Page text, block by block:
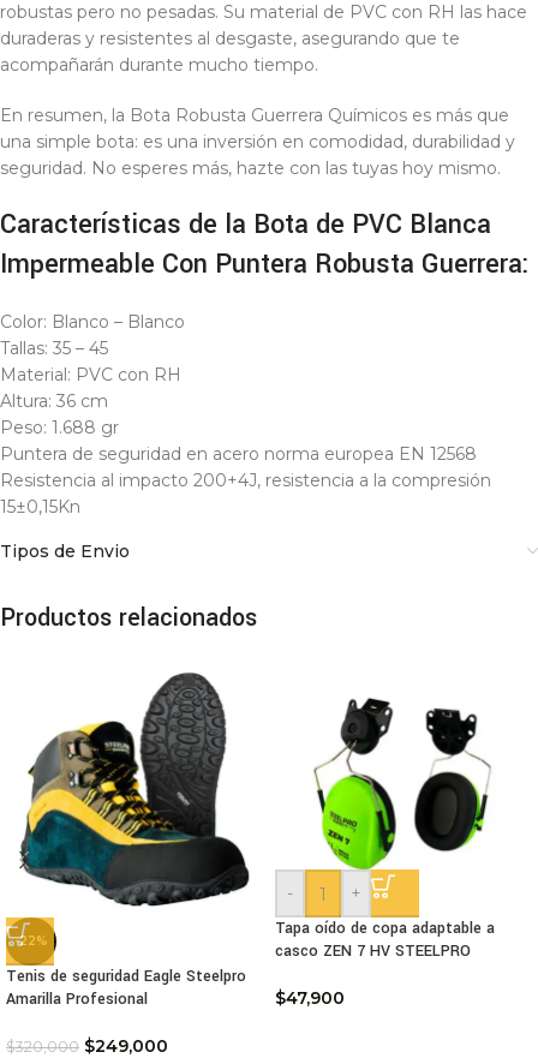
robustas pero no pesadas. Su material de PVC con RH las hace
duraderas y resistentes al desgaste, asegurando que te
acompañarán durante mucho tiempo.
En resumen, la Bota Robusta Guerrera Químicos es más que
una simple bota: es una inversión en comodidad, durabilidad y
seguridad. No esperes más, hazte con las tuyas hoy mismo.
Características de la Bota de PVC Blanca
Impermeable Con Puntera Robusta Guerrera:
Color: Blanco – Blanco
Tallas: 35 – 45
Material: PVC con RH
Altura: 36 cm
Peso: 1.688 gr
Puntera de seguridad en acero norma europea EN 12568
Resistencia al impacto 200+4J, resistencia a la compresión
15±0,15Kn
Tipos de Envio
Productos relacionados
-22%
Tenis de seguridad Eagle Steelpro
Amarilla Profesional
$320,000 $249,000
-
+
Tapa oído de copa adaptable a
casco ZEN 7 HV STEELPRO
$47,900